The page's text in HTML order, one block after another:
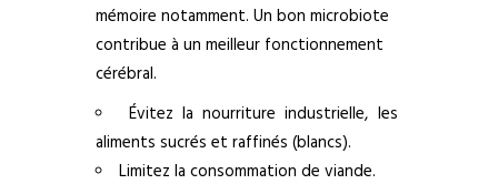
mémoire notamment. Un bon microbiote
contribue à un meilleur fonctionnement
cérébral.
Évitez la nourriture industrielle, les
aliments sucrés et raffinés (blancs).
Limitez la consommation de viande.